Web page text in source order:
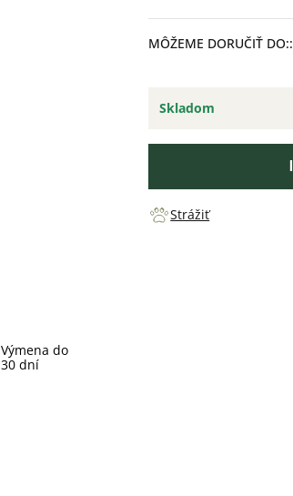
cena:
Skladom
MÔŽEME DORUČIŤ DO:
Strážiť
Výmena do
30 dní